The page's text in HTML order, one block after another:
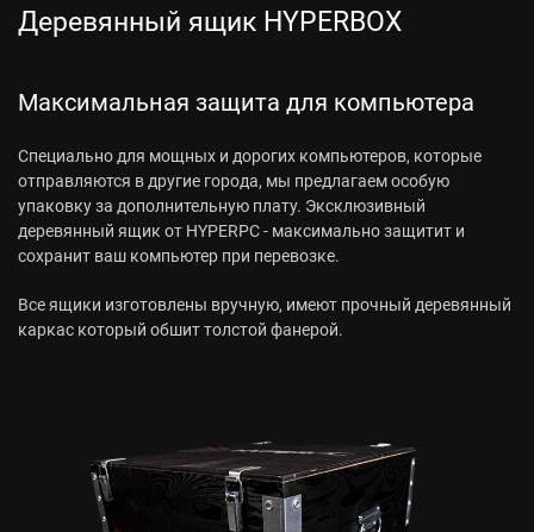
Деревянный ящик HYPERBOX
Максимальная защита для компьютера
Специально для мощных и дорогих компьютеров, которые
отправляются в другие города, мы предлагаем особую
упаковку за дополнительную плату. Эксклюзивный
деревянный ящик от HYPERPC - максимально защитит и
сохранит ваш компьютер при перевозке.
Все ящики изготовлены вручную, имеют прочный деревянный
каркас который обшит толстой фанерой.